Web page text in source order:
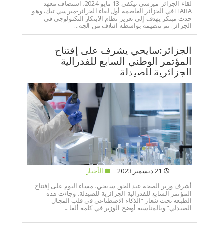
لقاء الجزائر-ميرسي تيكفي 13 مايو 2024، استضاف معهد
HABA في الجزائر العاصمة أول لقاء الجزائر-ميرسي تيك، وهو
حدث مبتكر يهدف إلى تعزيز نظام الابتكار التكنولوجي في
الجزائر. تم تنظيمه بواسطة ائتلاف من الجه...
الجزائر:سايحي يشرف على إفتتاح
المؤتمر الوطني السابع للفدرالية
الجزائرية للصيدلة
الأخبار
أشرف وزير الصحة عبد الحق سايحي، مساء اليوم على إفتتاح
المؤتمر السابع للفدرالية الجزائرية للصيدلة. وجاءت هذه
الطبعة تحت شعار “الذكاء الاصطناعي في قلب المجال
الصيدلي”.وبالمناسبة أوضح الوزير في كلمة ألقا...